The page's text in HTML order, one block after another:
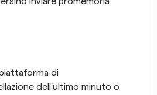
di
dell'ultimo minuto o